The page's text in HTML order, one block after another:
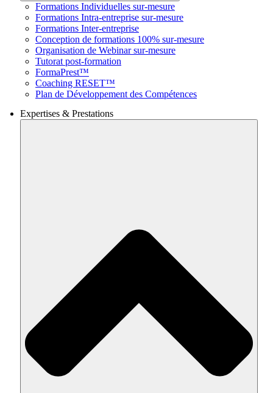
Formations Individuelles sur-mesure
Formations Intra-entreprise sur-mesure
Formations Inter-entreprise
Conception de formations 100% sur-mesure
Organisation de Webinar sur-mesure
Tutorat post-formation
FormaPrest™
Coaching RESET™
Plan de Développement des Compétences
Expertises & Prestations